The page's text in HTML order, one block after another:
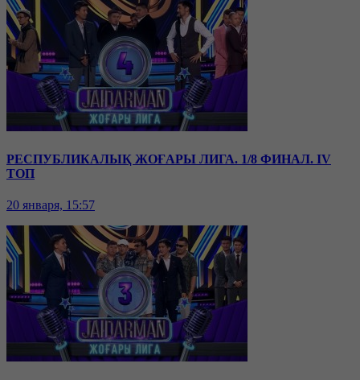
РЕСПУБЛИКАЛЫҚ ЖОҒАРЫ ЛИГА. 1/8 ФИНАЛ. IV
ТОП
20 января, 15:57